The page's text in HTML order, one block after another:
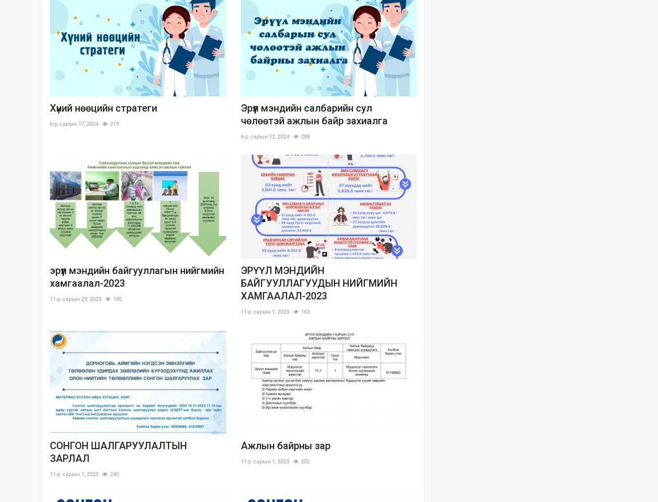
Хүний нөөцийн стратеги
6-р сарын 17, 2024 219
Эрүүл мэндийн салбарийн сул
чөлөөтэй ажлын байр захиалга
6-р сарын 12, 2024 288
эрүүл мэндийн байгууллагын нийгмийн
хамгаалал-2023
11-р сарын 29, 2023 180
ЭРҮҮЛ МЭНДИЙН
БАЙГУУЛЛАГУУДЫН НИЙГМИЙН
ХАМГААЛАЛ-2023
11-р сарын 1, 2023 163
СОНГОН ШАЛГАРУУЛАЛТЫН
ЗАРЛАЛ
11-р сарын 1, 2023 240
Ажлын байрны зар
11-р сарын 1, 2023 202